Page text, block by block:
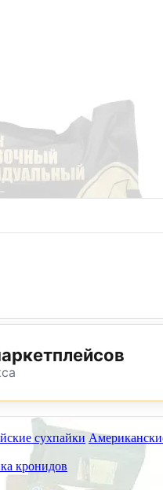
сухпайки
кронидов
8 (495)
работать на